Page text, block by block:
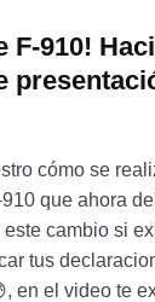
F-910!
cómo se
que ahora
cambio si
tus
en el video te